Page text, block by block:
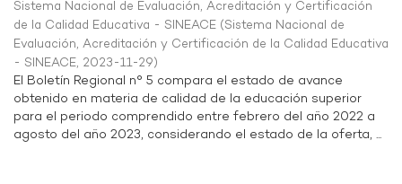
Sistema Nacional de Evaluación, Acreditación y Certificación
de la Calidad Educativa - SINEACE (Sistema Nacional de
Evaluación, Acreditación y Certificación de la Calidad Educativa
- SINEACE, 2023-11-29)
El Boletín Regional n° 5 compara el estado de avance
obtenido en materia de calidad de la educación superior
para el periodo comprendido entre febrero del año 2022 a
agosto del año 2023, considerando el estado de la oferta, ...